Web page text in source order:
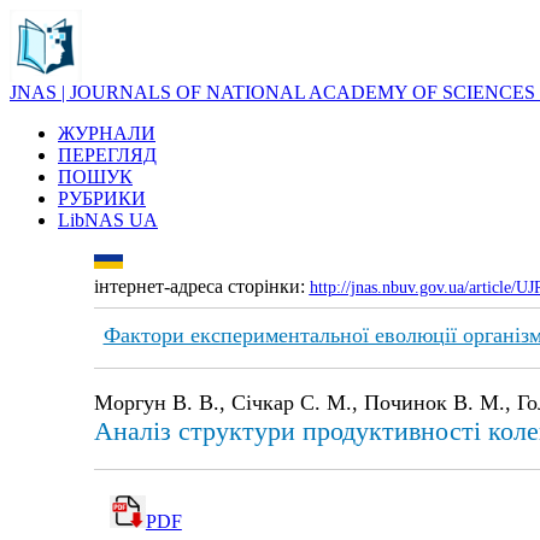
JNAS | JOURNALS OF NATIONAL ACADEMY OF
ЖУРНАЛИ
ПЕРЕГЛЯД
ПОШУК
РУБРИКИ
LibNAS UA
інтернет-адреса сторінки: http://jnas.nbuv.gov.ua/article/
Фактори експериментальної еволюції
Моргун В. В., Січкар С. М., Починок В. М.,
Аналіз структури продуктивності
PDF